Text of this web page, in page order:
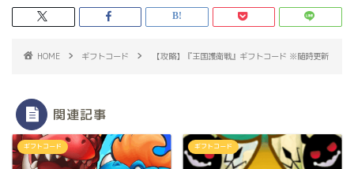
HOME ギフトコード 【攻略】『王国護衛戦』ギフトコード ※随時更新
関連記事
ギフトコード ギフトコード